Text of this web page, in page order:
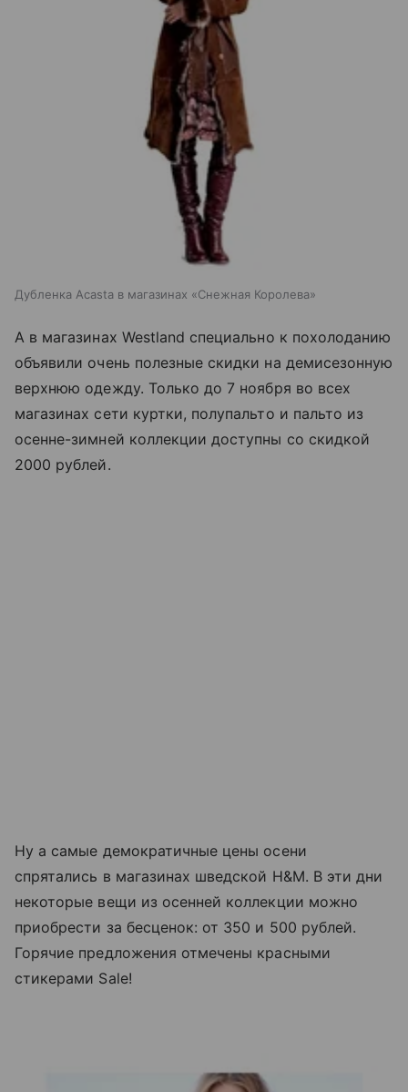
Дубленка Acasta в магазинах «Снежная Королева»
А в магазинах Westland специально к похолоданию
объявили очень полезные скидки на демисезонную
верхнюю одежду. Только до 7 ноября во всех
магазинах сети куртки, полупальто и пальто из
осенне-зимней коллекции доступны со скидкой
2000 рублей.
Ну а самые демократичные цены осени
спрятались в магазинах шведской H&M. В эти дни
некоторые вещи из осенней коллекции можно
приобрести за бесценок: от 350 и 500 рублей.
Горячие предложения отмечены красными
стикерами Sale!